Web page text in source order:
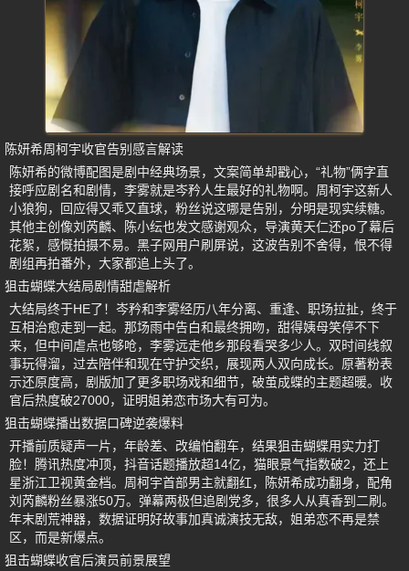
陈妍希周柯宇收官告别感言解读
陈妍希的微博配图是剧中经典场景，文案简单却戳心，“礼物”俩字直
接呼应剧名和剧情，李雾就是岑矜人生最好的礼物啊。周柯宇这新人
小狼狗，回应得又乖又直球，粉丝说这哪是告别，分明是现实续糖。
其他主创像刘芮麟、陈小纭也发文感谢观众，导演黄天仁还po了幕后
花絮，感慨拍摄不易。黑子网用户刷屏说，这波告别不舍得，恨不得
剧组再拍番外，大家都追上头了。
狙击蝴蝶大结局剧情甜虐解析
大结局终于HE了！岑矜和李雾经历八年分离、重逢、职场拉扯，终于
互相治愈走到一起。那场雨中告白和最终拥吻，甜得姨母笑停不下
来，但中间虐点也够呛，李雾远走他乡那段看哭多少人。双时间线叙
事玩得溜，过去陪伴和现在守护交织，展现两人双向成长。原著粉表
示还原度高，剧版加了更多职场戏和细节，破茧成蝶的主题超暖。收
官后热度破27000，证明姐弟恋市场大有可为。
狙击蝴蝶播出数据口碑逆袭爆料
开播前质疑声一片，年龄差、改编怕翻车，结果狙击蝴蝶用实力打
脸！腾讯热度冲顶，抖音话题播放超14亿，猫眼景气指数破2，还上
星浙江卫视黄金档。周柯宇首部男主就翻红，陈妍希成功翻身，配角
刘芮麟粉丝暴涨50万。弹幕两极但追剧党多，很多人从真香到二刷。
年末剧荒神器，数据证明好故事加真诚演技无敌，姐弟恋不再是禁
区，而是新爆点。
狙击蝴蝶收官后演员前景展望